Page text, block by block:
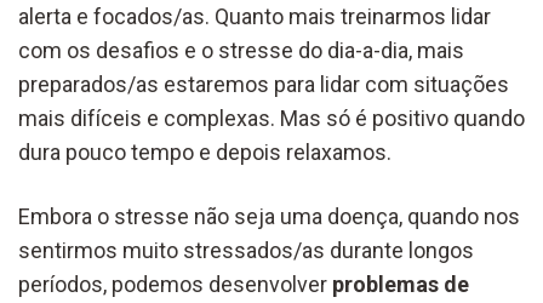
alerta e focados/as. Quanto mais treinarmos lidar
com os desafios e o stresse do dia-a-dia, mais
preparados/as estaremos para lidar com situações
mais difíceis e complexas. Mas só é positivo quando
dura pouco tempo e depois relaxamos.
Embora o stresse não seja uma doença, quando nos
sentirmos muito stressados/as durante longos
períodos, podemos desenvolver problemas de